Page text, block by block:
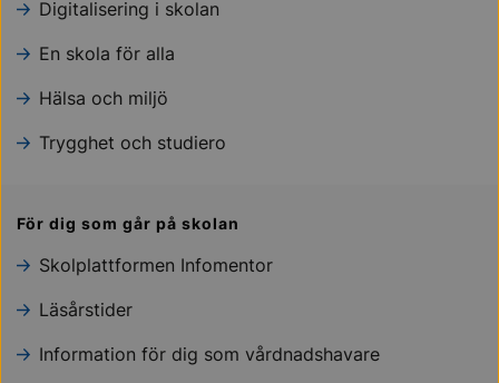
Digitalisering i skolan
En skola för alla
Hälsa och miljö
Trygghet och studiero
För dig som går på skolan
Skolplattformen Infomentor
Läsårstider
Information för dig som vårdnadshavare